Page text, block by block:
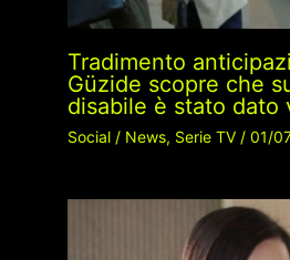
Tradimento
Güzide scopre che
disabile è stato dato
Social/ News, Serie TV/ 01/